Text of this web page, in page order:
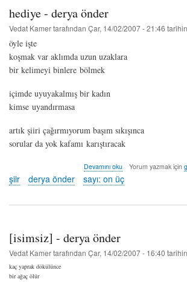
hediye - derya önder
Vedat Kamertarafından Çar, 14/02/2007 - 21:46
öyle işte
koşmak var aklımda uzun uzaklara
bir kelimeyi binlere bölmek
içimde uyuyakalmış bir kadın
kimse uyandırmasa
artık şiiri çağırmıyorum başım sıkışınca
sorular da yok kafamı karıştıracak
hediye
-
derya
hakkında
Devamını oku Yorum yazmak için
şiir derya önder sayı: on üç
[isimsiz] - derya önder
Vedat Kamertarafından Çar, 14/02/2007 - 16:40
kaç yaprak dökülünce
bir ağaç ölür